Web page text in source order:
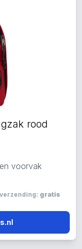
rood
voorvak
gratis